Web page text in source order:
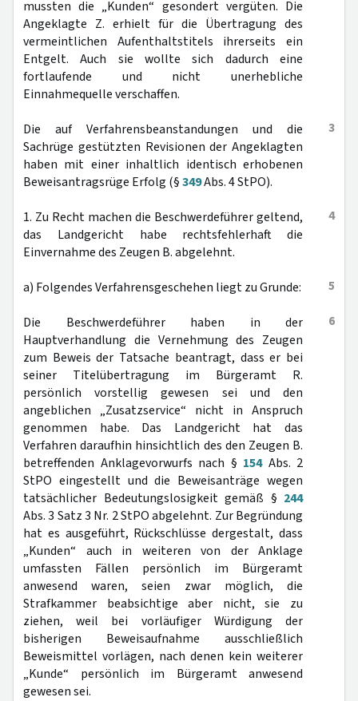
mussten die „Kunden“ gesondert vergüten. Die
Angeklagte Z. erhielt für die Übertragung des
vermeintlichen Aufenthaltstitels ihrerseits ein
Entgelt. Auch sie wollte sich dadurch eine
fortlaufende und nicht unerhebliche
Einnahmequelle verschaffen.
3
Die auf Verfahrensbeanstandungen und die
Sachrüge gestützten Revisionen der Angeklagten
haben mit einer inhaltlich identisch erhobenen
Beweisantragsrüge Erfolg (§349Abs. 4 StPO).
4
1. Zu Recht machen die Beschwerdeführer geltend,
das Landgericht habe rechtsfehlerhaft die
Einvernahme des Zeugen B. abgelehnt.
5
a) Folgendes Verfahrensgeschehen liegt zu Grunde:
6
Die Beschwerdeführer haben in der
Hauptverhandlung die Vernehmung des Zeugen
zum Beweis der Tatsache beantragt, dass er bei
seiner Titelübertragung im Bürgeramt R.
persönlich vorstellig gewesen sei und den
angeblichen „Zusatzservice“ nicht in Anspruch
genommen habe. Das Landgericht hat das
Verfahren daraufhin hinsichtlich des den Zeugen B.
betreffenden Anklagevorwurfs nach § 154Abs. 2
StPO eingestellt und die Beweisanträge wegen
tatsächlicher Bedeutungslosigkeit gemäß § 244
Abs. 3 Satz 3 Nr. 2 StPO abgelehnt. Zur Begründung
hat es ausgeführt, Rückschlüsse dergestalt, dass
„Kunden“ auch in weiteren von der Anklage
umfassten Fällen persönlich im Bürgeramt
anwesend waren, seien zwar möglich, die
Strafkammer beabsichtige aber nicht, sie zu
ziehen, weil bei vorläufiger Würdigung der
bisherigen Beweisaufnahme ausschließlich
Beweismittel vorlägen, nach denen kein weiterer
„Kunde“ persönlich im Bürgeramt anwesend
gewesen sei.